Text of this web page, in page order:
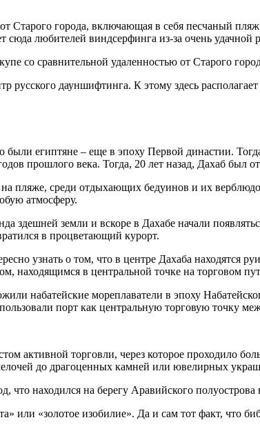
Старого города, включающая в себя песчаный
сюда любителей виндсерфинга из-за очень удачной
со сравнительной удаленностью от Старого
русского дауншифтинга. К этому здесь
египтяне – еще в эпоху Первой династии.
прошлого века. Тогда, 20 лет назад, Дахаб был
пляже, среди отдыхающих бедуинов и их
атмосферу.
здешней земли и вскоре в Дахабе начали
в процветающий курорт.
узнать о том, что в центре Дахаба находятся
находящимся в центральной точке на торговом
набатейские мореплаватели в эпоху
порт как центральную торговую точку
активной торговли, через которое проходило
до драгоценных камней или ювелирных
что находился на берегу Аравийского
или «золотое изобилие». Да и сам тот факт, что